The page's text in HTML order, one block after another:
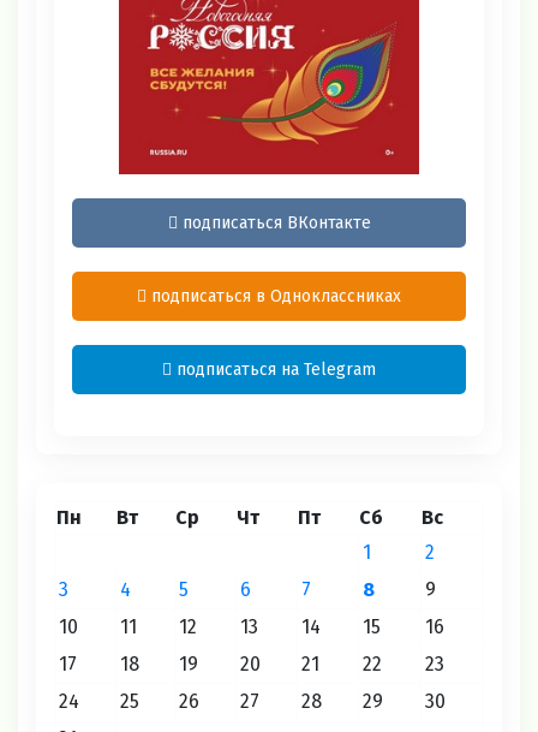
подписаться ВКонтакте
подписаться в Одноклассниках
подписаться на Telegram
Пн Вт Ср Чт Пт Сб
Вс
1
2
3
4 5 6 7 8
9
10
11 12 13 14 15
16
17
18 19 20 21 22
23
24
25 26 27 28 29
30